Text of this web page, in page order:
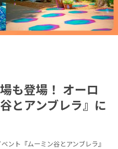
も登場！ オーロ
とアンブレラ』に
ント『ムーミン谷とアンブレラ』